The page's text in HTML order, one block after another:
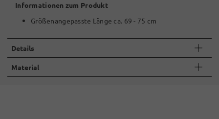
Informationen zum Produkt
Größenangepasste Länge ca. 69 - 75 cm
Details
Material